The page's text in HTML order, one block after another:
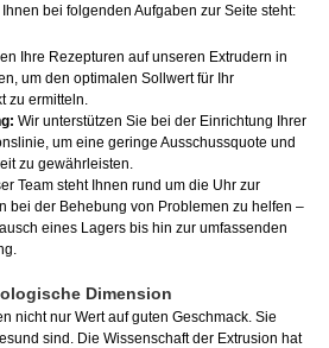
bei folgenden Aufgaben zur Seite steht:
Ihre Rezepturen auf unseren Extrudern in
um den optimalen Sollwert für Ihr
zu ermitteln.
Wir unterstützen Sie bei der Einrichtung Ihrer
um eine geringe Ausschussquote und
zu gewährleisten.
Team steht Ihnen rund um die Uhr zur
bei der Behebung von Problemen zu helfen –
eines Lagers bis hin zur umfassenden
Dimension
nicht nur Wert auf guten Geschmack. Sie
sind. Die Wissenschaft der Extrusion hat